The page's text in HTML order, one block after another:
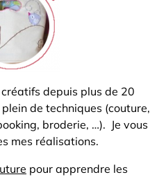
depuis plus de 20
de techniques (couture,
broderie, …). Je vous
mes réalisations.
pour apprendre les